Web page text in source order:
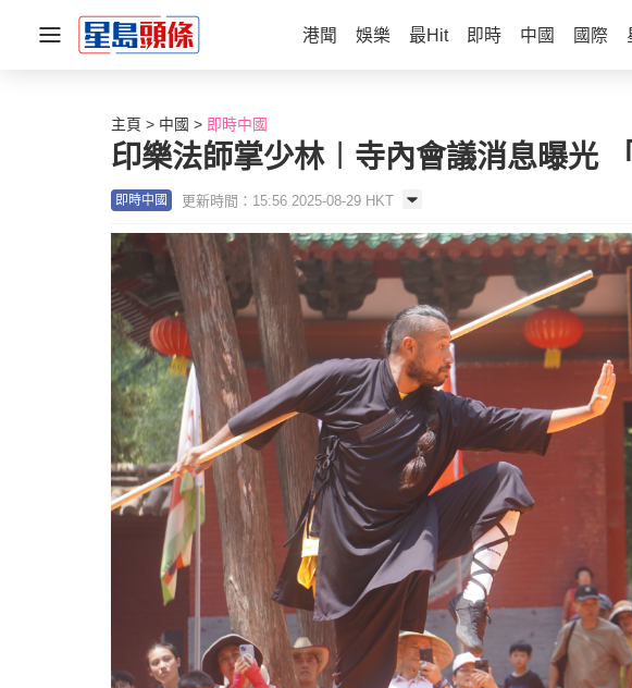
港聞 娛樂 最Hit 即時 中國 國際
主頁 中國 即時中國
印樂法師掌少林︱寺內會議消息曝光
即時中國 更新時間：15:56 2025-08-29 HKT